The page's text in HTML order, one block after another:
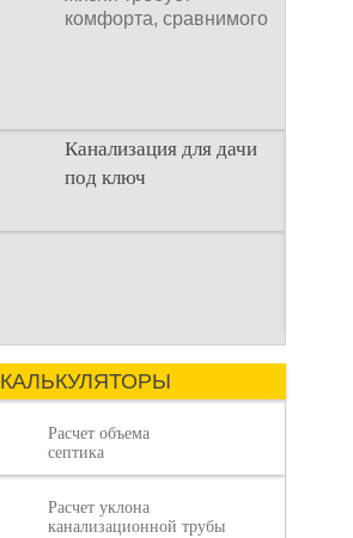
комфорта, сравнимого
Канализация для дачи
под ключ
Современный
отсутствие
где каждая деталь
имеет значение.
КАЛЬКУЛЯТОРЫ
Расчет объема
септика
Расчет уклона
канализационной трубы